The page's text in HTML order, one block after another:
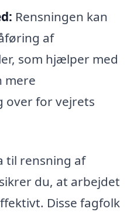
Rensningen kan
af
som hjælper med
mere
over for vejrets
til rensning af
du, at arbejdet
Disse fagfolk